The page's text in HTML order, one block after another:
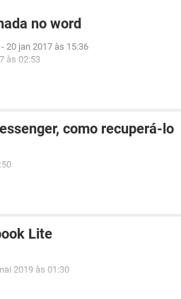
no word
- 20 jan 2017 às 15:36
às 02:53
como recuperá-lo
Lite
2019 às 01:30